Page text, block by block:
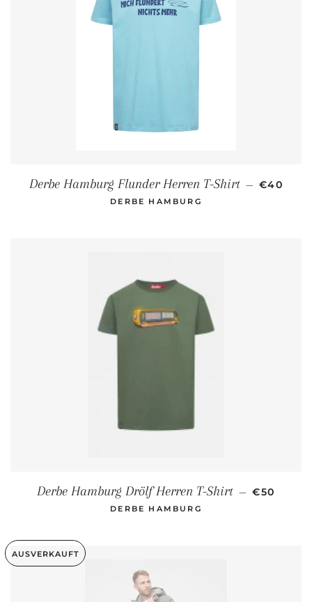
Derbe Hamburg Flunder Herren T-Shirt — €40
DERBE HAMBURG
Derbe Hamburg Drölf Herren T-Shirt — €50
DERBE HAMBURG
AUSVERKAUFT